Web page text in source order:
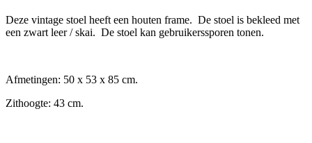
Deze vintage stoel heeft een houten frame. De stoel is bekleed met
een zwart leer / skai. De stoel kan gebruikerssporen tonen.
Afmetingen: 50 x 53 x 85 cm.
Zithoogte: 43 cm.